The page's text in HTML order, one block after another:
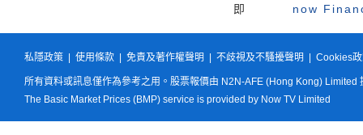
即
now
私隱政策 使用條款 免責及著作權聲明 不歧視及不騷擾聲明 Cookies
所有資料或訊息僅作為參考之用。股票報價由 N2N-AFE (Hong Kong) Limited
The Basic Market Prices (BMP) service is provided by Now TV Limited